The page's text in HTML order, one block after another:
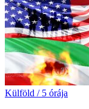
Külföld / 5 órája